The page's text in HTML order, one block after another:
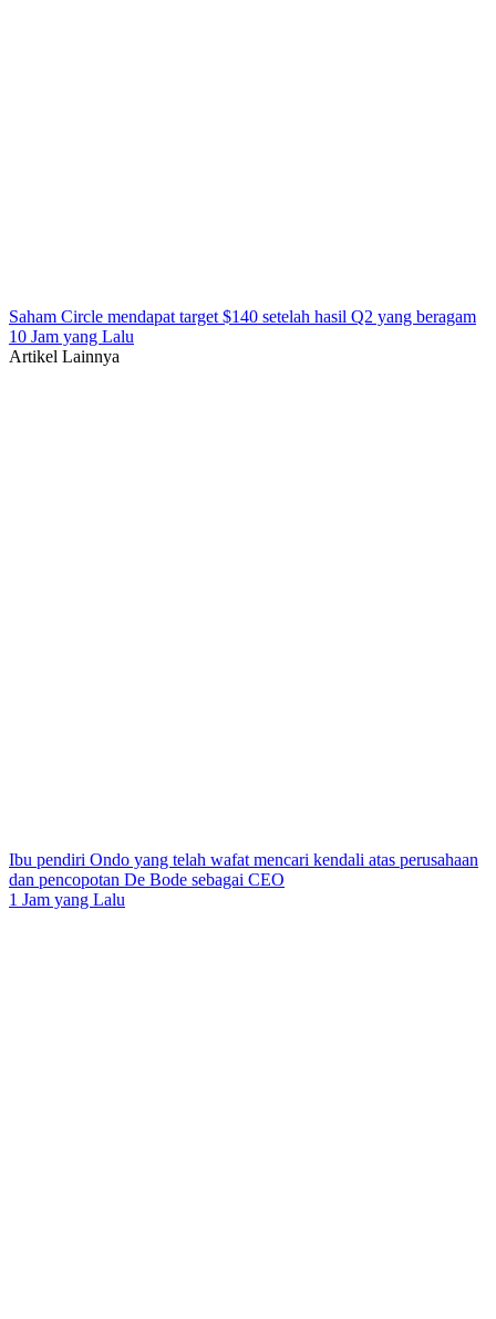
Saham Circle mendapat target $140 setelah hasil Q2 yang beragam
10 Jam yang Lalu
Artikel Lainnya
Ibu pendiri Ondo yang telah wafat mencari kendali atas perusahaan
dan pencopotan De Bode sebagai CEO
1 Jam yang Lalu